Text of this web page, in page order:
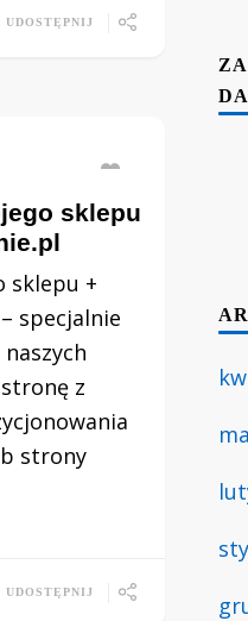
UDOSTĘPNIJ
sklepu
sklepu +
specjalnie
z
strony
UDOSTĘPNIJ